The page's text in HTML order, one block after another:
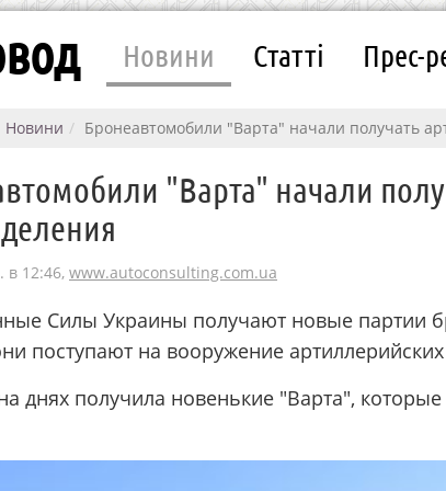
Новини Статті Прес-
Новини Бронеавтомобили "Варта" начали получать
"Варта" начали
в 12:46, www.autoconsulting.com.ua
Силы Украины получают новые партии
поступают на вооружение
днях получила новенькие "Варта",